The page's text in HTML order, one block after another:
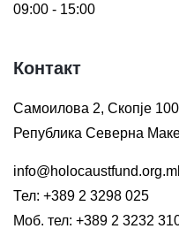
09:00 - 15:00
Контакт
Самоилова 2, Скопје
Република Северна
Тел: +389 2 3298 025
Моб. тел: +389 2 3232